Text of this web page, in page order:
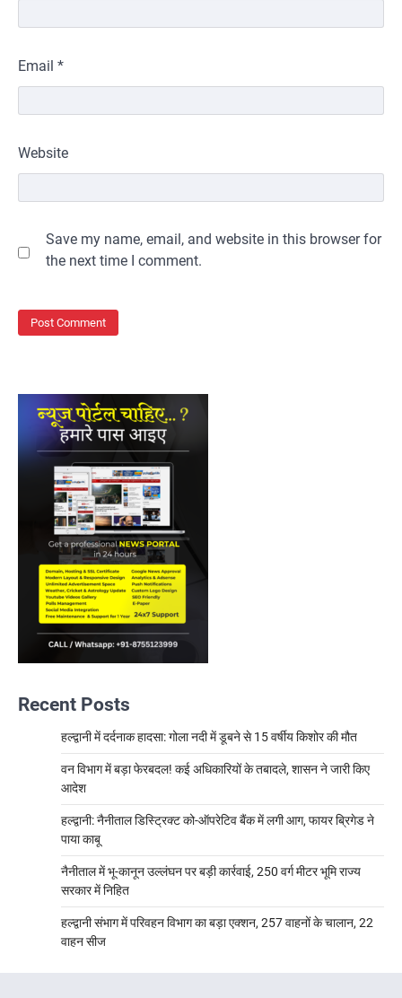
Email *
Website
Save my name, email, and website in this browser for
the next time I comment.
Recent Posts
हल्द्वानी में दर्दनाक हादसा: गोला नदी में डूबने से 15 वर्षीय किशोर की मौत
वन विभाग में बड़ा फेरबदल! कई अधिकारियों के तबादले, शासन ने जारी किए
आदेश
हल्द्वानी: नैनीताल डिस्ट्रिक्ट को-ऑपरेटिव बैंक में लगी आग, फायर ब्रिगेड ने
पाया काबू
नैनीताल में भू-कानून उल्लंघन पर बड़ी कार्रवाई, 250 वर्ग मीटर भूमि राज्य
सरकार में निहित
हल्द्वानी संभाग में परिवहन विभाग का बड़ा एक्शन, 257 वाहनों के चालान, 22
वाहन सीज